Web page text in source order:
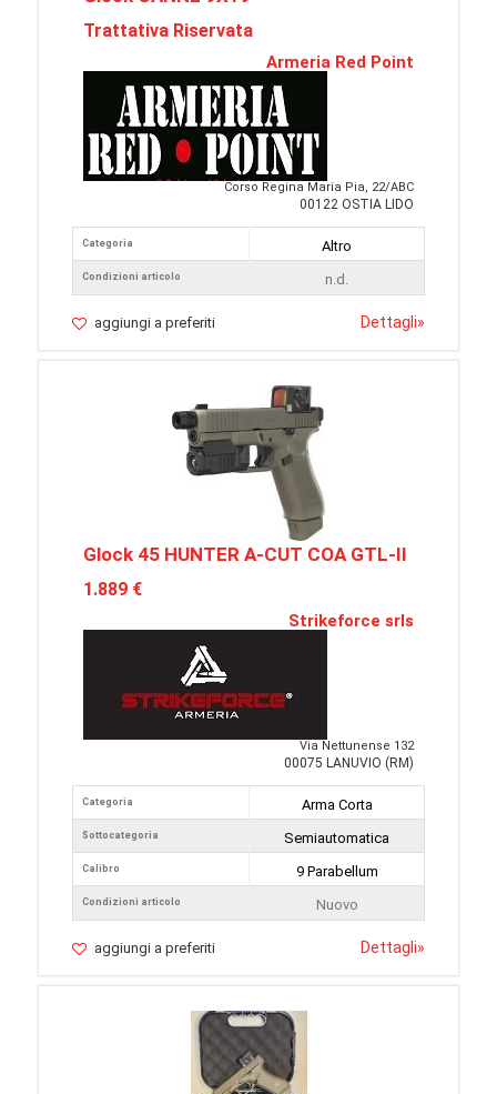
Trattativa Riservata
Armeria Red Point
Corso Regina Maria Pia, 22/ABC
00122 OSTIA LIDO
Categoria
Condizioni articolo
Altro
n.d.
aggiungi a preferiti Dettagli»
Glock 45 HUNTER A-CUT COA GTL-II
1.889 €
Strikeforce srls
Via Nettunense 132
00075 LANUVIO (RM)
Categoria
Sottocategoria
Calibro
Condizioni articolo
Arma Corta
Semiautomatica
9 Parabellum
Nuovo
aggiungi a preferiti Dettagli»